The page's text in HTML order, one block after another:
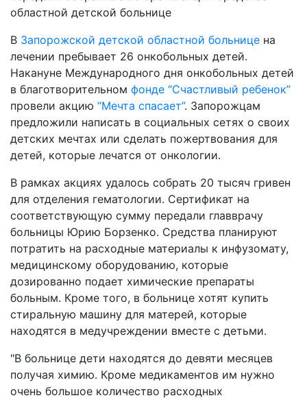
В Запорожской детской областной больнице на
лечении пребывает 26 онкобольных детей.
Накануне Международного дня онкобольных детей
в благотворительном фонде “Счастливый ребенок”
провели акцию “Мечта спасает”. Запорожцам
предложили написать в социальных сетях о своих
детских мечтах или сделать пожертвования для
детей, которые лечатся от онкологии.
В рамках акциях удалось собрать 20 тысяч гривен
для отделения гематологии. Сертификат на
соответствующую сумму передали главврачу
больницы Юрию Борзенко. Средства планируют
потратить на расходные материалы к инфузомату,
медицинскому оборудованию, которые
дозированно подает химические препараты
больным. Кроме того, в больнице хотят купить
стиральную машину для матерей, которые
находятся в медучреждении вместе с детьми.
"В больнице дети находятся до девяти месяцев
получая химию. Кроме медикаментов им нужно
очень большое количество расходных